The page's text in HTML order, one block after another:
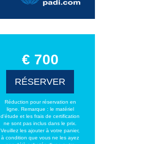
€ 700
RÉSERVER
Réduction pour réservation en
ligne. Remarque : le matériel
d'étude et les frais de certification
ne sont pas inclus dans le prix.
Veuillez les ajouter à votre panier,
à condition que vous ne les ayez